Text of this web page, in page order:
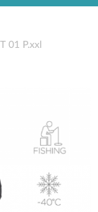
01 Р.xxl